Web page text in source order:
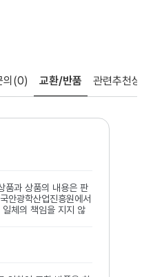
(0) 교환/반품 관련추천상품
품과 상품의 내용은 판
안광학산업진흥원에서
체의 책임을 지지 않